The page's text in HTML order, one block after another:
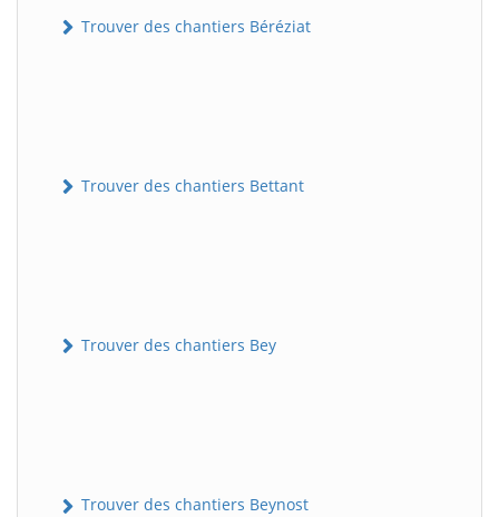
Trouver des chantiers Béréziat
Trouver des chantiers Bettant
Trouver des chantiers Bey
Trouver des chantiers Beynost